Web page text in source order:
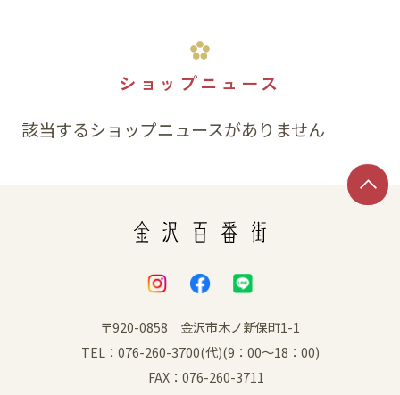
ショップニュース
該当するショップニュースがありません
〒920-0858 金沢市木ノ新保町1-1
TEL：076-260-3700(代)(9：00～18：00)
FAX：076-260-3711